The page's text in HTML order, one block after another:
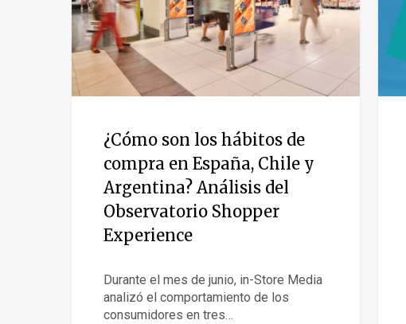
¿Cómo son los hábitos de
compra en España, Chile y
Argentina? Análisis del
Observatorio Shopper
Experience
Durante el mes de junio, in-Store Media
analizó el comportamiento de los
consumidores en tres…